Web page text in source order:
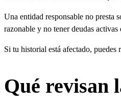
Una entidad responsable no presta
razonable y no tener deudas activas
Si tu historial está afectado, puedes
Qué revisan